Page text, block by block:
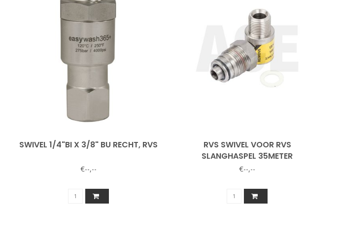
SWIVEL 1/4"BI X 3/8" BU RECHT, RVS
€--,--
RVS SWIVEL VOOR RVS
SLANGHASPEL 35METER
€--,--